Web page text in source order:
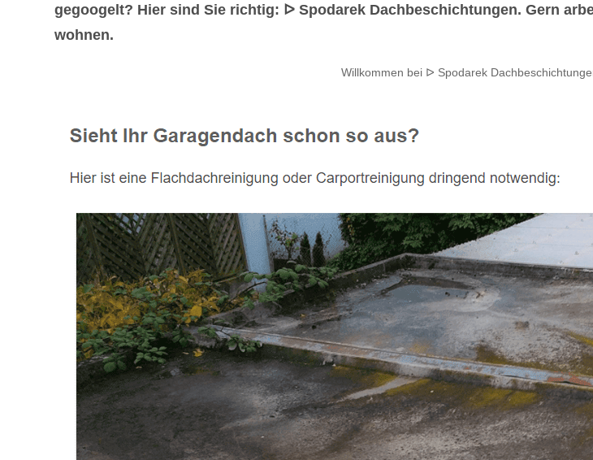
gegoogelt? Hier sind Sie richtig: ᐅ Spodarek Dachbeschichtungen. Gern
wohnen.
Willkommen bei ᐅ Spodarek